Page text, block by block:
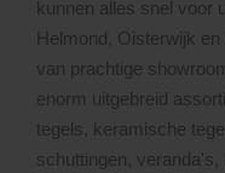
kunnen alles snel voor
Helmond, Oisterwijk
van prachtige
enorm uitgebreid
tegels, keramische
schuttingen,